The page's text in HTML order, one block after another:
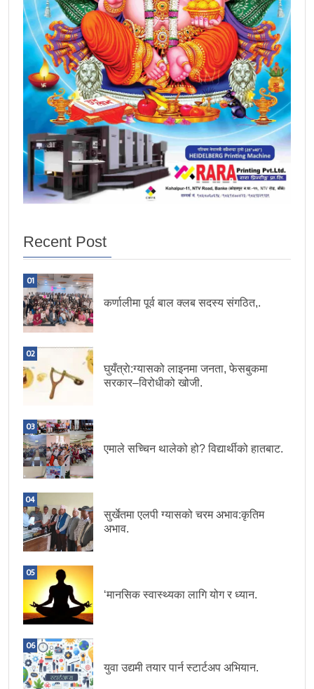
Recent Post
01
कर्णालीमा पूर्व बाल क्लब सदस्य संगठित,.
02
घुयँत्राे:ग्यासको लाइनमा जनता, फेसबुकमा
सरकार–विरोधीको खोजी.
03
एमाले सच्चिन थालेको हो? विद्यार्थीको हातबाट.
04
सुर्खेतमा एलपी ग्यासको चरम अभाव:कृतिम
अभाव.
05
‘मानसिक स्वास्थ्यका लागि योग र ध्यान.
06
युवा उद्यमी तयार पार्न स्टार्टअप अभियान.